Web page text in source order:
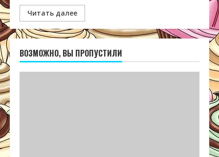
Читать далее
ВОЗМОЖНО, ВЫ ПРОПУСТИЛИ